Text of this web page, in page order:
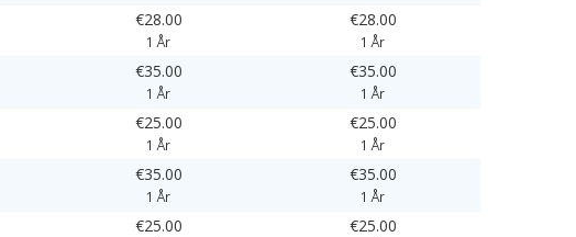
€28.00
1 År
€28.00
1 År
€35.00
1 År
€35.00
1 År
€25.00
1 År
€25.00
1 År
€35.00
1 År
€35.00
1 År
€25.00 €25.00